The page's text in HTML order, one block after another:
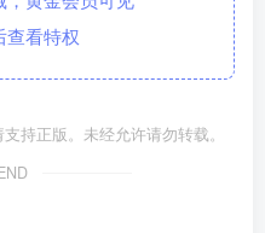
看特权
持正版。未经允许请勿转载。